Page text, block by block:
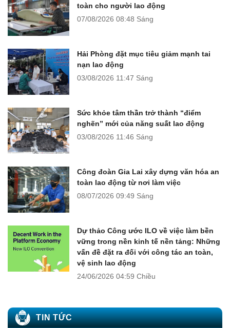
toàn cho người lao động
07/08/2026 08:48 Sáng
Hải Phòng đặt mục tiêu giảm mạnh tai
nạn lao động
03/08/2026 11:47 Sáng
Sức khỏe tâm thần trở thành “điểm
nghẽn” mới của năng suất lao động
03/08/2026 11:46 Sáng
Công đoàn Gia Lai xây dựng văn hóa an
toàn lao động từ nơi làm việc
08/07/2026 09:49 Sáng
Dự thảo Công ước ILO về việc làm bền
vững trong nền kinh tế nền tảng: Những
vấn đề đặt ra đối với công tác an toàn,
vệ sinh lao động
24/06/2026 04:59 Chiều
TIN TỨC